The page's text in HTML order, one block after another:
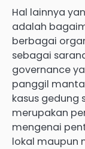
Hal lainnya
adalah
berbagai
sebagai
governance
panggil
kasus gedung
merupakan
mengenai
lokal maupun